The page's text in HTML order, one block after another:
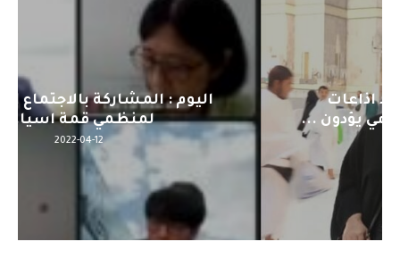
اليوم : المشاركة بالاجتماع التحضيري
لمنظمي قمة اسيا...